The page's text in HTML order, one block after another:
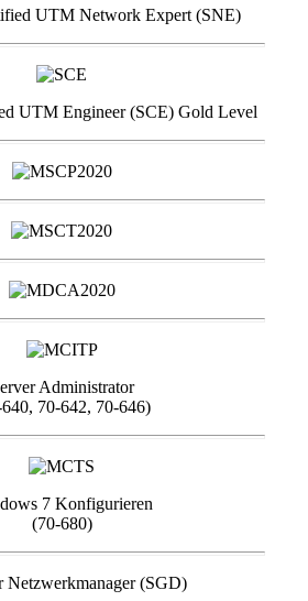
UTM Network Expert (SNE)
UTM Engineer (SCE) Gold Level
Administrator
70-642, 70-646)
7 Konfigurieren
(70-680)
Netzwerkmanager (SGD)